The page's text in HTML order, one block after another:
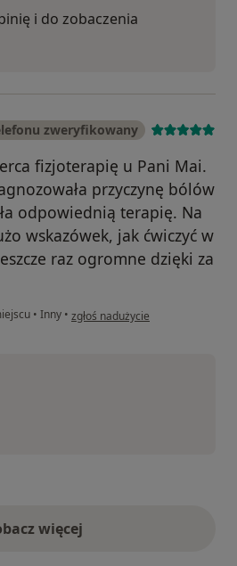
i do zobaczenia
zweryfikowany
fizjoterapię u Pani Mai.
przyczynę bólów
odpowiednią terapię. Na
wskazówek, jak ćwiczyć w
raz ogromne dzięki za
• Inny • w opinii użytkownika Larysa
zgłoś nadużycie
więcej
opinie powyżej